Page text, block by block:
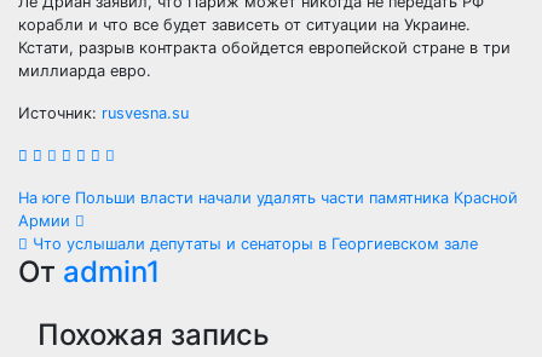
корабли и что все будет зависеть от ситуации на Украине.
Кстати, разрыв контракта обойдется европейской стране в три
миллиарда евро.
Источник: rusvesna.su
Навигация
по
записям
На юге Польши власти начали удалять части памятника Красной
Армии
Что услышали депутаты и сенаторы в Георгиевском зале
От admin1
Похожая запись